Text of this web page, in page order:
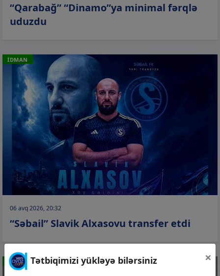
“Qarabağ” “Dinamo”ya minimal fərqlə
uduzdu
İDMAN
06 avq 2026, 20:32
“Səbail” Slavik Alxasovu transfer etdi
İDMAN Tətbiqimizi yükləyə bilərsiniz ×